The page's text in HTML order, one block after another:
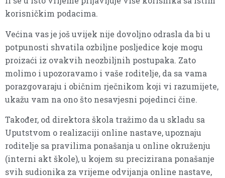
korisničkim podacima.
Većina vas je još uvijek nije dovoljno odrasla da bi u
potpunosti shvatila ozbiljne posljedice koje mogu
proizaći iz ovakvih neozbiljnih postupaka. Zato
molimo i upozoravamo i vaše roditelje, da sa vama
porazgovaraju i običnim rječnikom koji vi razumijete,
ukažu vam na ono što nesavjesni pojedinci čine.
Također, od direktora škola tražimo da u skladu sa
Uputstvom o realizaciji online nastave, upoznaju
roditelje sa pravilima ponašanja u online okruženju
(interni akt škole), u kojem su precizirana ponašanje
svih sudionika za vrijeme odvijanja online nastave,